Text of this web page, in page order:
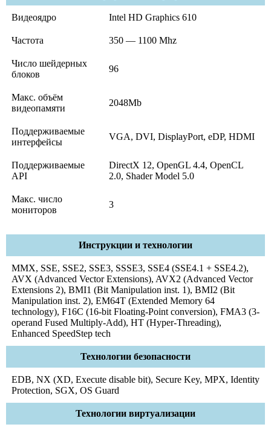
Видеоядро Intel HD Graphics 610
Частота 350 — 1100 Mhz
Число шейдерных
блоков
96
Макс. объём
видеопамяти
2048Mb
Поддерживаемые
интерфейсы
VGA, DVI, DisplayPort, eDP, HDMI
Поддерживаемые
API
DirectX 12, OpenGL 4.4, OpenCL
2.0, Shader Model 5.0
Макс. число
мониторов
3
Инструкции и технологии
MMX, SSE, SSE2, SSE3, SSSE3, SSE4 (SSE4.1 + SSE4.2),
AVX (Advanced Vector Extensions), AVX2 (Advanced Vector
Extensions 2), BMI1 (Bit Manipulation inst. 1), BMI2 (Bit
Manipulation inst. 2), EM64T (Extended Memory 64
technology), F16C (16-bit Floating-Point conversion), FMA3 (3-
operand Fused Multiply-Add), HT (Hyper-Threading),
Enhanced SpeedStep tech
Технологии безопасности
EDB, NX (XD, Execute disable bit), Secure Key, MPX, Identity
Protection, SGX, OS Guard
Технологии виртуализации